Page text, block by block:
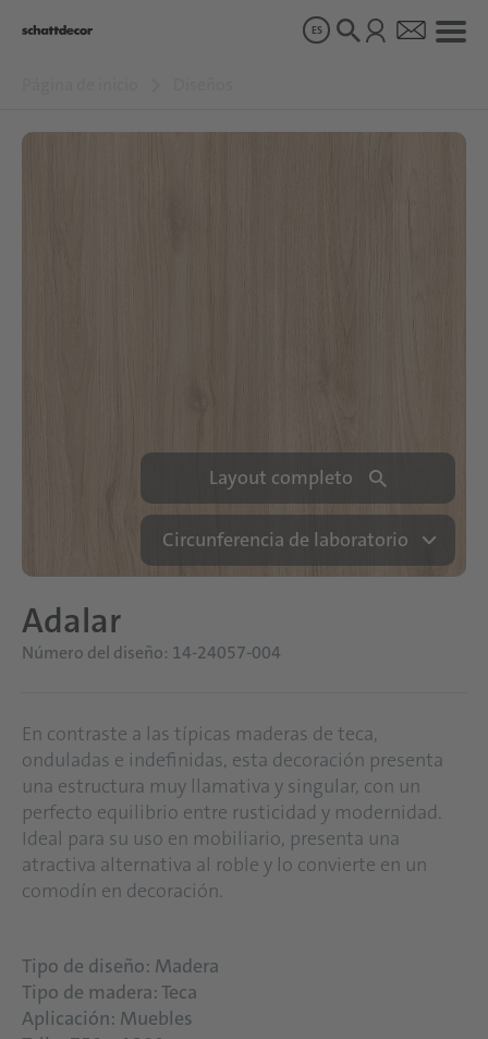
ES
Layout completo
Circunferencia de laboratorio
Adalar
Número del diseño: 14-24057-004
En contraste a las típicas maderas de teca,
onduladas e indefinidas, esta decoración presenta
una estructura muy llamativa y singular, con un
perfecto equilibrio entre rusticidad y modernidad.
Ideal para su uso en mobiliario, presenta una
atractiva alternativa al roble y lo convierte en un
comodín en decoración.
Tipo de diseño: Madera
Tipo de madera: Teca
Aplicación: Muebles